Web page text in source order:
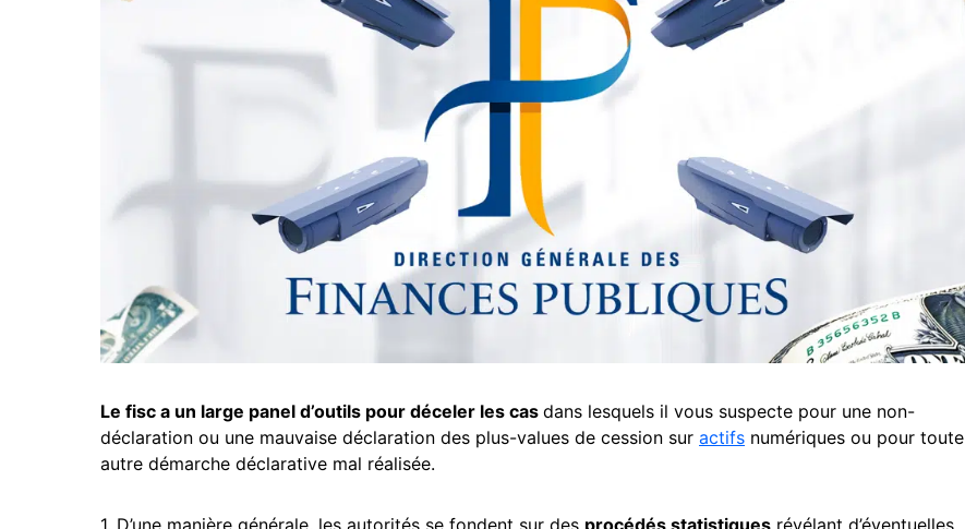
Le fisc a un large panel d’outils pour déceler les cas dans lesquels il vous suspecte pour une non-
déclaration ou une mauvaise déclaration des plus-values de cession sur actifs numériques ou pour toute
autre démarche déclarative mal réalisée.
1. D’une manière générale, les autorités se fondent sur des procédés statistiques révélant d’éventuelles